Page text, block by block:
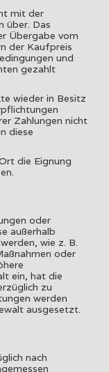
mit der
über. Das
Übergabe vom
der Kaufpreis
und
gezahlt
wieder in Besitz
Zahlungen nicht
diese
die Eignung
oder
außerhalb
wie z. B.
oder
ein, hat die
zu
werden
ausgesetzt.
nach